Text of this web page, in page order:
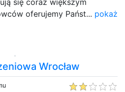
oferujemy Państ... pokaż
Wrocław